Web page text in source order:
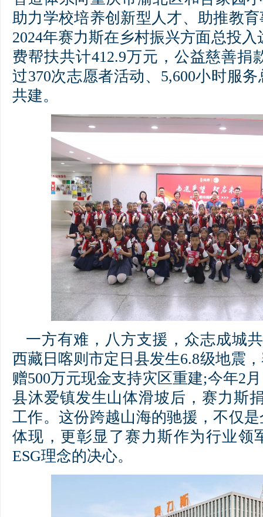
助力学校培养创新型人才、助推教
2024年赛力斯在乡村振兴方面总投入
费帮扶共计412.9万元，公益慈善捐
过370次志愿者活动、5,600小时服
共建。
一方有难，八方支援，众志成城
西藏日喀则市定日县发生6.8级地震
赠500万元现金支持灾区重建;今年2
县沐爱镇发生山体滑坡后，赛力斯
工作。这份跨越山海的驰援，不仅
体现，更彰显了赛力斯作为行业领
ESG理念的决心。